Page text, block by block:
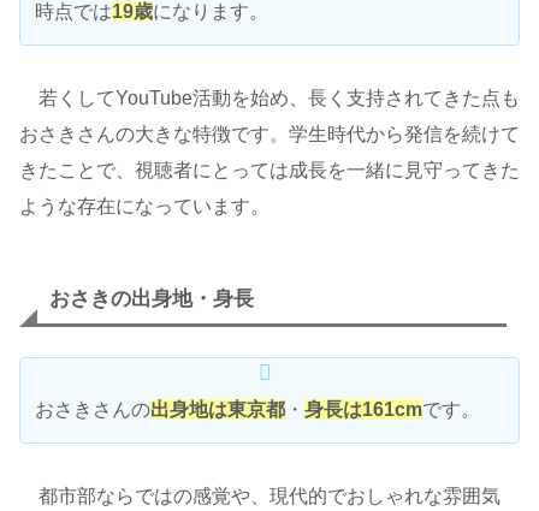
時点では19歳になります。
若くしてYouTube活動を始め、長く支持されてきた点も
おさきさんの大きな特徴です。学生時代から発信を続けて
きたことで、視聴者にとっては成長を一緒に見守ってきた
ような存在になっています。
おさきの出身地・身長
おさきさんの出身地は東京都 ・ 身長は161cmです。
都市部ならではの感覚や、現代的でおしゃれな雰囲気